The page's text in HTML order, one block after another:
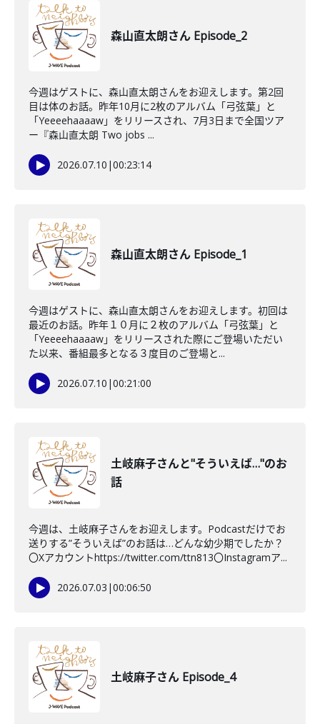
森山直太朗さん Episode_2
今週はゲストに、森山直太朗さんをお迎えします。第2回
目は体のお話。昨年10月に2枚のアルバム「弓弦葉」と
「Yeeeehaaaaw」をリリースされ、7月3日まで全国ツア
ー『森山直太朗 Two jobs ...
2026.07.10 |00:23:14
森山直太朗さん Episode_1
今週はゲストに、森山直太朗さんをお迎えします。初回は
最近のお話。昨年１０月に２枚のアルバム「弓弦葉」と
「Yeeeehaaaaw」をリリースされた際にご登場いただい
た以来、番組最多となる３度目のご登場と...
2026.07.10 |00:21:00
土岐麻子さんと"そういえば…"のお
話
今週は、土岐麻子さんをお迎えします。Podcastだけでお
送りする”そういえば”のお話は…どんな幼少期でしたか？
〇Xアカウントhttps://twitter.com/ttn813〇Instagramア...
2026.07.03 |00:06:50
土岐麻子さん Episode_4